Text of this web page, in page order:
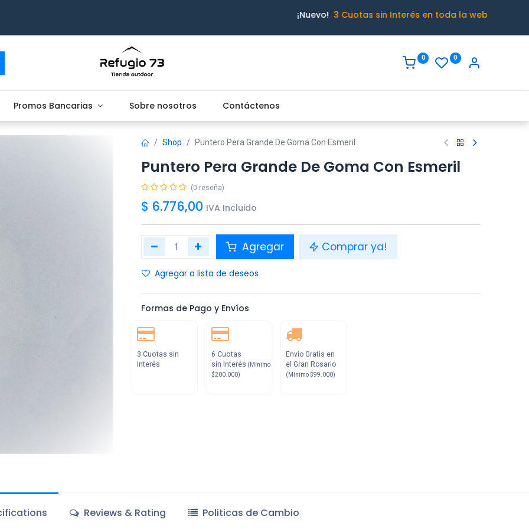
¡Nuevo! 3 Cuotas sin Interés en toda la web
0 0
Promos Bancarias Sobre nosotros Contáctenos
Shop Puntero Pera Grande De Goma Con Esmeril
Puntero Pera Grande De Goma Con Esmeril
(0 reseña)
$ 6.776,00 IVA Incluido
Agregar Comprar ya!
Agregar a lista de deseos
Formas de Pago y Envíos
3 Cuotas sin
Interés
6 Cuotas
sin Interés (Mínimo
$200.000)
Envío Gratis en
el Gran Rosario
(Mínimo $99.000)
Reviews & Rating Politicas de Cambio